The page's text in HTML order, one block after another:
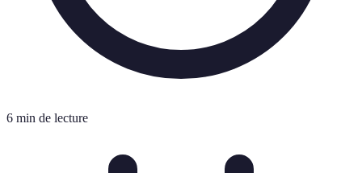
6 min de lecture